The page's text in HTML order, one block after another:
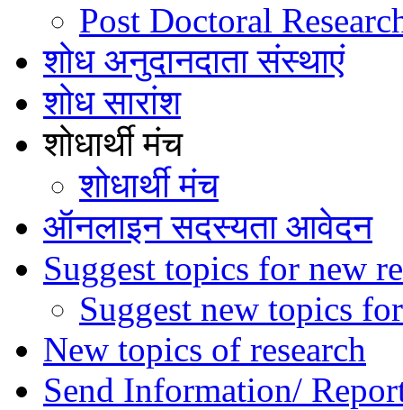
Post Doctoral
शोध अनुदानदाता संस्थाएं
शोध सारांश
शोधार्थी मंच
शोधार्थी मंच
ऑनलाइन सदस्यता आवेदन
Suggest topics for new
Suggest new topics
New topics of research
Send Information/